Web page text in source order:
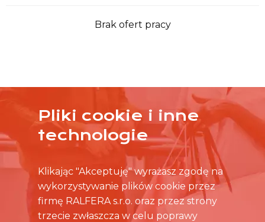
Brak ofert pracy
ŻADNA OFERTA CIĘ NIE ZAINTERESOWAŁA?
SKONTAKTUJ SIĘ BEZPOŚREDNIO ZE SKLEPEM.
Pliki cookie i inne
technologie
Klikając "Akceptuję" wyrażasz zgodę na
wykorzystywanie plików cookie przez
firmę RALFERA s.r.o. oraz przez strony
trzecie zwłaszcza w celu poprawy